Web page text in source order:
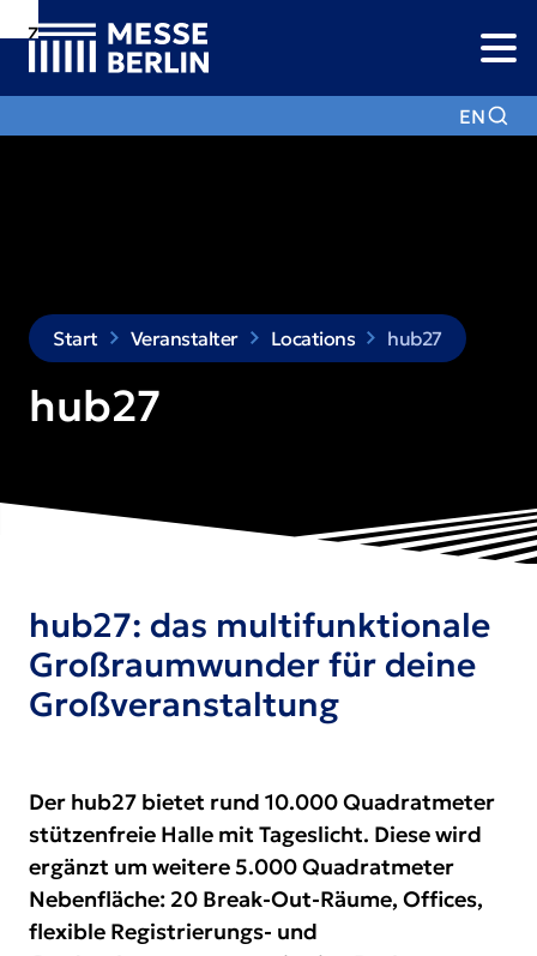
Zur
Navigation
Zur
Suche
Zum
Hauptinhalt
EN
Start Veranstalter Locations hub27
hub27
hub27: das multifunktionale
Großraumwunder für deine
Großveranstaltung
Der hub27 bietet rund 10.000 Quadratmeter
stützenfreie Halle mit Tageslicht. Diese wird
ergänzt um weitere 5.000 Quadratmeter
Nebenfläche: 20 Break-Out-Räume, Offices,
flexible Registrierungs- und